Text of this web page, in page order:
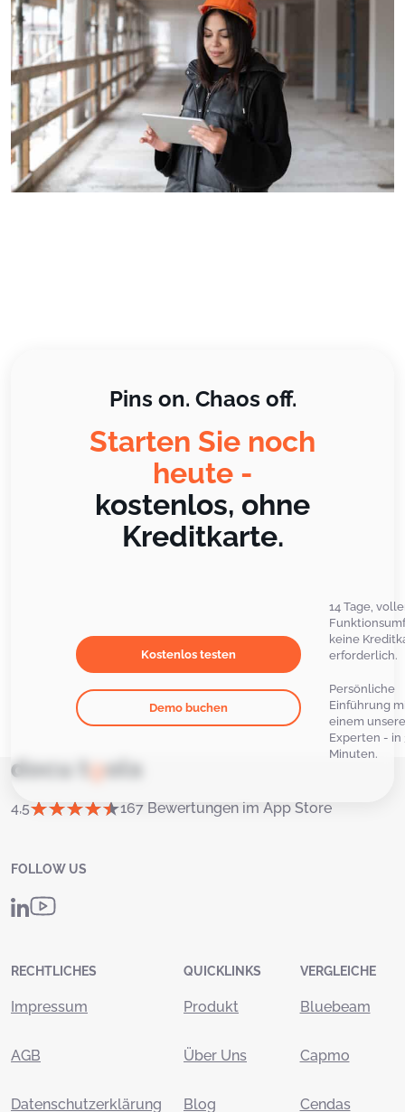
Pins on. Chaos off.
Starten Sie noch
heute -
kostenlos, ohne
Kreditkarte.
Kostenlos testen
Demo buchen
14 Tage,
keine
erforderlich.
Persönliche
Einführung
einem
Experten - in
Minuten.
4,5 167 Bewertungen im App Store
FOLLOW US
RECHTLICHES
Impressum
AGB
Datenschutzerklärung
QUICKLINKS
Produkt
Über Uns
Blog
VERGLEICHE
Bluebeam
Capmo
Cendas